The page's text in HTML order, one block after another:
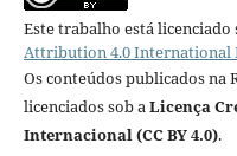
Este trabalho está licenciado
Attribution 4.0 International
Os conteúdos publicados na
licenciados sob aLicença
Internacional (CC BY 4.0).